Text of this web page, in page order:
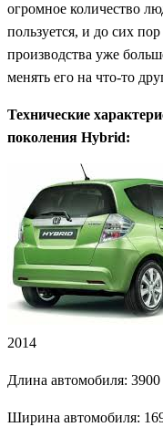
огромное количество
пользуется, и до сих
производства уже
менять его на что-то
Технические
поколения Hybrid:
2014
Длина автомобиля:
Ширина автомобиля: